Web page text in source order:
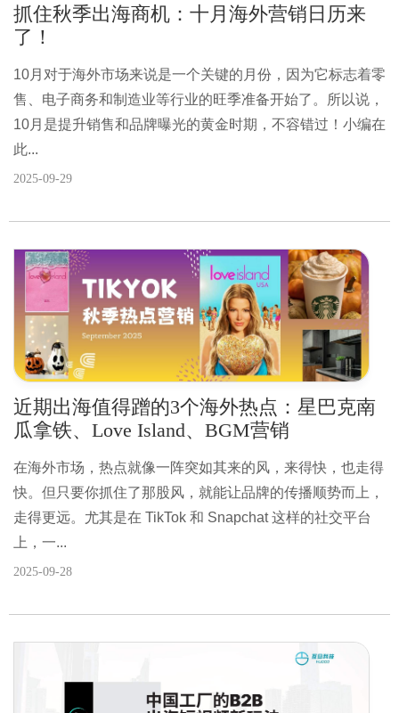
抓住秋季出海商机：十月海外营销日历来
了！
10月对于海外市场来说是一个关键的月份，因为它标志着零
售、电子商务和制造业等行业的旺季准备开始了。所以说，
10月是提升销售和品牌曝光的黄金时期，不容错过！小编在
此...
2025-09-29
近期出海值得蹭的3个海外热点：星巴克南
瓜拿铁、Love Island、BGM营销
在海外市场，热点就像一阵突如其来的风，来得快，也走得
快。但只要你抓住了那股风，就能让品牌的传播顺势而上，
走得更远。尤其是在 TikTok 和 Snapchat 这样的社交平台
上，一...
2025-09-28